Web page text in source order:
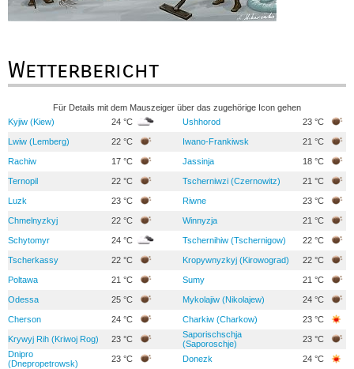
Wetterbericht
Für Details mit dem Mauszeiger über das zugehörige Icon gehen
Kyjiw (Kiew)
24 °C Ushhorod 23 °C
Lwiw (Lemberg) 22 °C Iwano-Frankiwsk 21 °C
Rachiw 17 °C Jassinja 18 °C
Ternopil 22 °C Tscherniwzi (Czernowitz) 21 °C
Luzk 23 °C Riwne 23 °C
Chmelnyzkyj 22 °C Winnyzja 21 °C
Schytomyr 24 °C Tschernihiw (Tschernigow) 22 °C
Tscherkassy 22 °C Kropywnyzkyj (Kirowograd) 22 °C
Poltawa 21 °C Sumy 21 °C
Odessa 25 °C Mykolajiw (Nikolajew) 24 °C
Cherson 24 °C Charkiw (Charkow) 23 °C
Krywyj Rih (Kriwoj Rog) 23 °C
Saporischschja
(Saporoschje)
23 °C
Dnipro
(Dnepropetrowsk)
23 °C Donezk 24 °C